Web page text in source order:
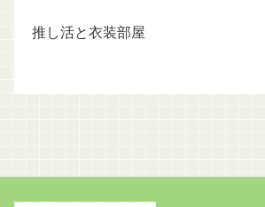
推し活と衣装部屋